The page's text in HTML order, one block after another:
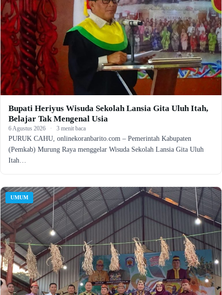
Bupati Heriyus Wisuda Sekolah Lansia Gita Uluh Itah,
Belajar Tak Mengenal Usia
6 Agustus 2026 · 3 menit baca
PURUK CAHU, onlinekoranbarito.com – Pemerintah Kabupaten
(Pemkab) Murung Raya menggelar Wisuda Sekolah Lansia Gita Uluh
Itah…
UMUM